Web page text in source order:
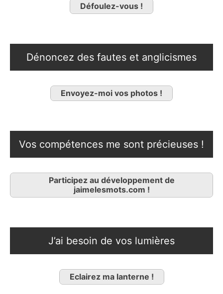
Défoulez-vous !
Dénoncez des fautes et anglicismes
Envoyez-moi vos photos !
Vos compétences me sont précieuses !
Participez au développement de
jaimelesmots.com !
J’ai besoin de vos lumières
Eclairez ma lanterne !